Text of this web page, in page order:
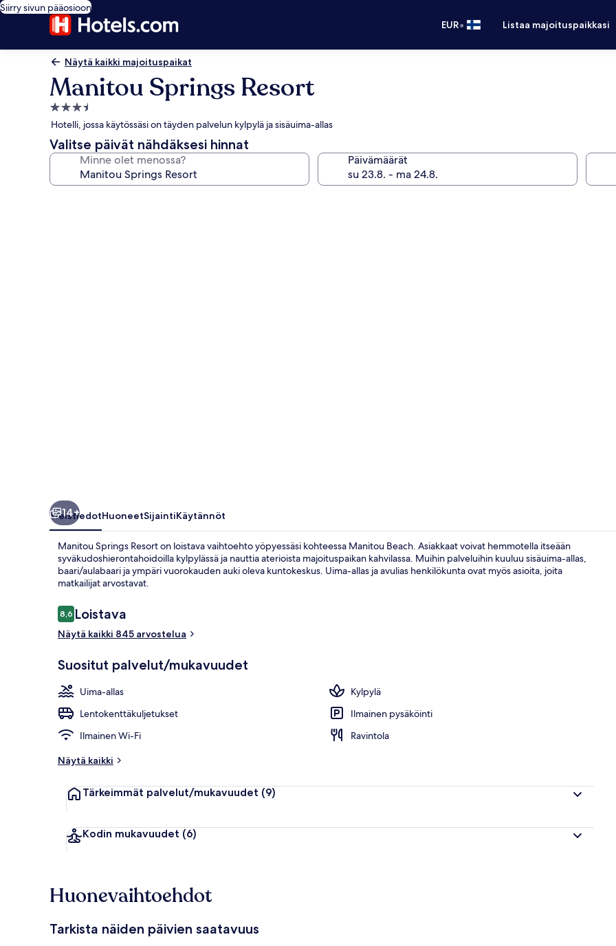
Siirry sivun pääosioon
EUR• Listaa majoituspaikkasi
Näytä kaikki majoituspaikat
Manitou Springs Resort
3.5
tähden
majoituspaikka
Hotelli, jossa käytössäsi on täyden palvelun kylpylä ja sisäuima-allas
Valitse päivät nähdäksesi hinnat
Minne olet menossa? Päivämäärät
14+
YleistiedotHuoneetSijaintiKäytännöt
Manitou Springs Resort on loistava vaihtoehto yöpyessäsi kohteessa Manitou Beach. Asiakkaat voivat hemmotella itseään
syväkudoshierontahoidoilla kylpylässä ja nauttia aterioista majoituspaikan kahvilassa. Muihin palveluihin kuuluu sisäuima-allas,
baari/aulabaari ja ympäri vuorokauden auki oleva kuntokeskus. Uima-allas ja avulias henkilökunta ovat myös asioita, joita
matkailijat arvostavat.
Arvostelut
8,68,6 kautta 10.
Loistava
Näytä kaikki 845 arvostelua
Suositut palvelut/mukavuudet
Uima-allas
Kylpylä
Lentokenttäkuljetukset
Ilmainen pysäköinti
Ilmainen Wi-Fi
Ravintola
Näytä kaikki
Tärkeimmät palvelut/mukavuudet (9)
Kodin mukavuudet (6)
Huonevaihtoehdot
Tarkista näiden päivien saatavuus